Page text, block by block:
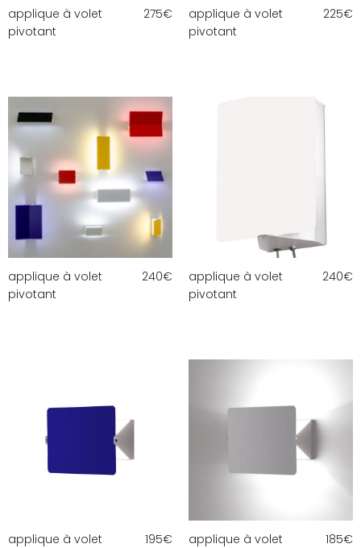
applique à volet
pivotant
275€
applique à volet
pivotant
225€
applique à volet
pivotant
240€
applique à volet
pivotant
240€
applique à volet
195€
applique à volet
185€